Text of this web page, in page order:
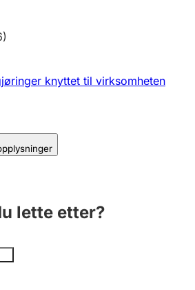
knyttet til virksomheten
lette etter?